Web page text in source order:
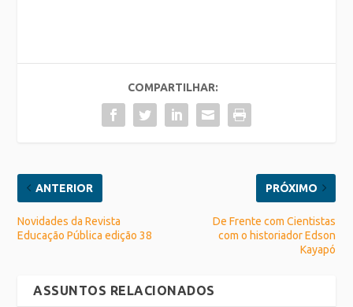
COMPARTILHAR:
ANTERIOR
Novidades da Revista
Educação Pública edição 38
PRÓXIMO
De Frente com Cientistas
com o historiador Edson
Kayapó
ASSUNTOS RELACIONADOS